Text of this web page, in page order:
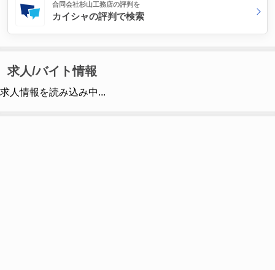
合同会社杉山工務店の評判を
カイシャの評判で検索
求人/バイト情報
求人情報を読み込み中...